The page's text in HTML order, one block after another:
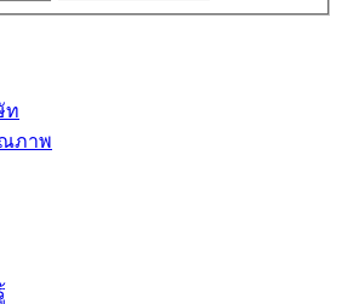
ท
ภาพ